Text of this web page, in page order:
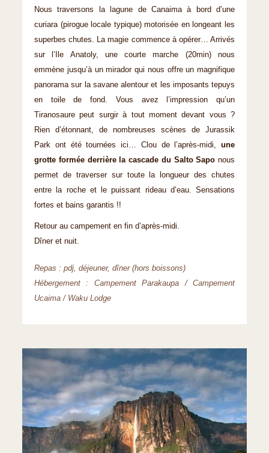
Nous traversons la lagune de Canaima à bord d’une
curiara (pirogue locale typique) motorisée en longeant les
superbes chutes. La magie commence à opérer… Arrivés
sur l’Ile Anatoly, une courte marche (20min) nous
emmène jusqu’à un mirador qui nous offre un magnifique
panorama sur la savane alentour et les imposants tepuys
en toile de fond. Vous avez l’impression qu’un
Tiranosaure peut surgir à tout moment devant vous ?
Rien d’étonnant, de nombreuses scènes de Jurassik
Park ont été tournées ici… Clou de l’après-midi, une
grotte formée derrière la cascade du Salto Sapo nous
permet de traverser sur toute la longueur des chutes
entre la roche et le puissant rideau d’eau. Sensations
fortes et bains garantis !!
Retour au campement en fin d’après-midi.
Dîner et nuit.
Repas : pdj, déjeuner, dîner (hors boissons)
Hébergement : Campement Parakaupa / Campement
Ucaima / Waku Lodge